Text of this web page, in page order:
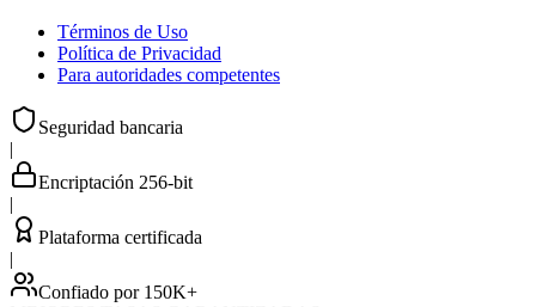
Términos de Uso
Política de Privacidad
Para autoridades competentes
Seguridad bancaria
|
Encriptación 256-bit
|
Plataforma certificada
|
Confiado por 150K+